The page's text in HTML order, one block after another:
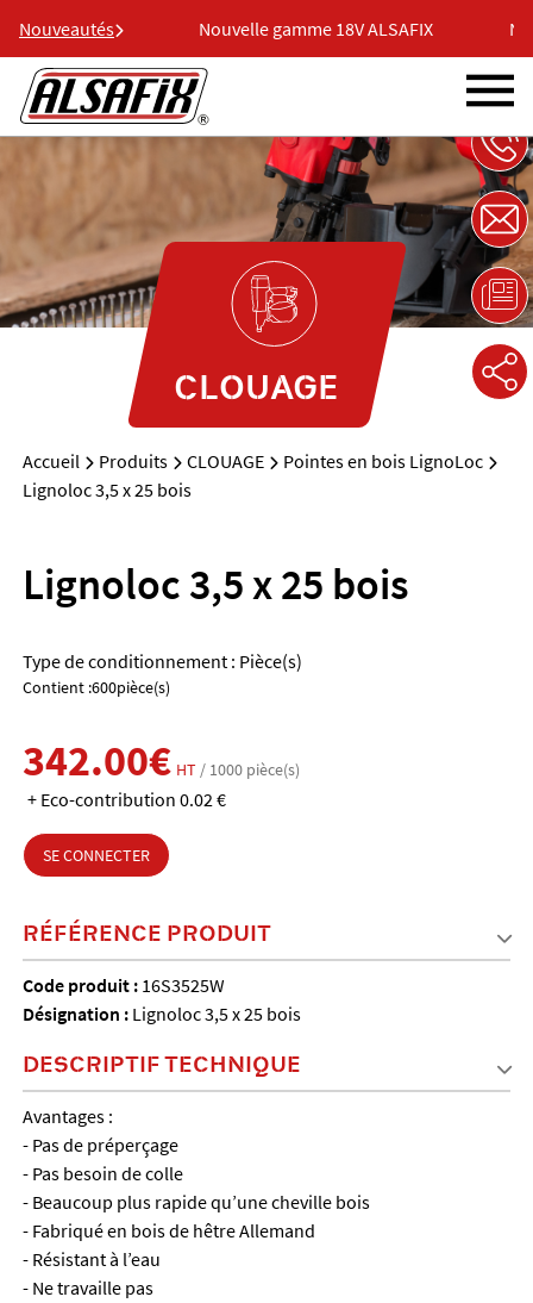
Nouveautés
ALSAFIX Nouvelle gamme 18V ALSAFIX
CLOUAGE
Accueil Produits CLOUAGE
Pointes en bois LignoLoc
Lignoloc 3,5 x 25 bois
Lignoloc 3,5 x 25 bois
Type de conditionnement : Pièce(s)
Contient :600pièce(s)
342.00€ HT / 1000 pièce(s)
+ Eco-contribution 0.02 €
SE CONNECTER
RÉFÉRENCE PRODUIT
Code produit : 16S3525W
Désignation : Lignoloc 3,5 x 25 bois
DESCRIPTIF TECHNIQUE
Avantages :
- Pas de préperçage
- Pas besoin de colle
- Beaucoup plus rapide qu’une cheville bois
- Fabriqué en bois de hêtre Allemand
- Résistant à l’eau
- Ne travaille pas